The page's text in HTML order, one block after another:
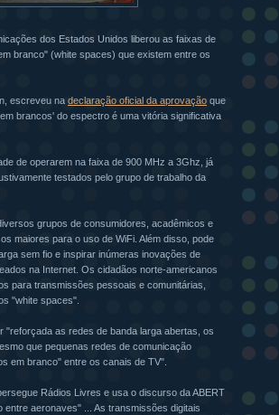
dos Estados Unidos liberou as faixas de
branco" (white spaces) que existem entre os
escreveu na declaração oficial da aprovação que
brancos' do espectro é uma vitória significativa
de operarem na faixa de 900 MHz a 3Ghz, já
testados pelo grupo de trabalho da
grupos de consumidores, acadêmicos e
maiores para o uso de WiFi. Além disso, pode
sem fio e inspirar inúmeras inovações de
na Internet. Os cidadãos norte-americanos
para transmissões pessoais e comunitárias,
"white spaces".
"reforçada as redes de banda larga abertas, os
que pequenas redes de comunicação
em branco" entre os canais de TV".
Rádios Livres e usa o discurso da ABERT
aeronaves" ... As transmissões digitais